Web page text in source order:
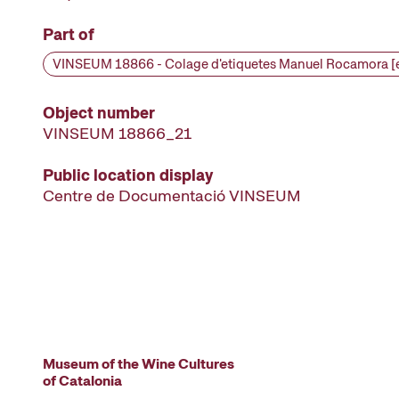
Part of
Object number
VINSEUM 18866_21
Public location display
Centre de Documentació VINSEUM
Museum of the Wine Cultures
of Catalonia